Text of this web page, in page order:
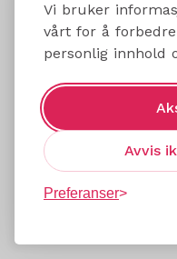
Vi bruker
vårt for å
personlig innhold
Avvis
Preferanser